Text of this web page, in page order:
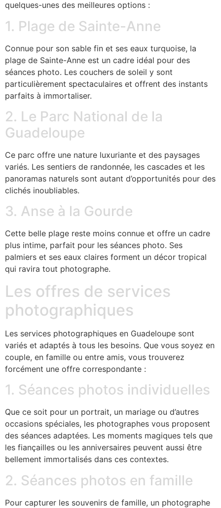
quelques-unes des meilleures options :
1. Plage de Sainte-Anne
Connue pour son sable fin et ses eaux turquoise, la
plage de Sainte-Anne est un cadre idéal pour des
séances photo. Les couchers de soleil y sont
particulièrement spectaculaires et offrent des instants
parfaits à immortaliser.
2. Le Parc National de la
Guadeloupe
Ce parc offre une nature luxuriante et des paysages
variés. Les sentiers de randonnée, les cascades et les
panoramas naturels sont autant d’opportunités pour des
clichés inoubliables.
3. Anse à la Gourde
Cette belle plage reste moins connue et offre un cadre
plus intime, parfait pour les séances photo. Ses
palmiers et ses eaux claires forment un décor tropical
qui ravira tout photographe.
Les offres de services
photographiques
Les services photographiques en Guadeloupe sont
variés et adaptés à tous les besoins. Que vous soyez en
couple, en famille ou entre amis, vous trouverez
forcément une offre correspondante :
1. Séances photos individuelles
Que ce soit pour un portrait, un mariage ou d’autres
occasions spéciales, les photographes vous proposent
des séances adaptées. Les moments magiques tels que
les fiançailles ou les anniversaires peuvent aussi être
bellement immortalisés dans ces contextes.
2. Séances photos en famille
Pour capturer les souvenirs de famille, un photographe